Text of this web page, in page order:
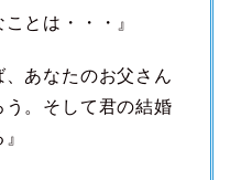
とは・・・』
、あなたのお父さん
。そして君の結婚